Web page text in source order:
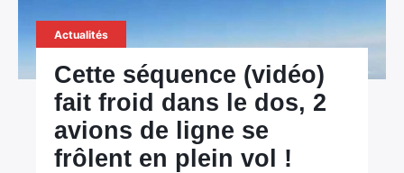
Actualités
Cette séquence (vidéo)
fait froid dans le dos, 2
avions de ligne se
frôlent en plein vol !